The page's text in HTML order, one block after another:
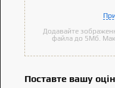
Додавайте
файла до 5Мб.
Поставте вашу